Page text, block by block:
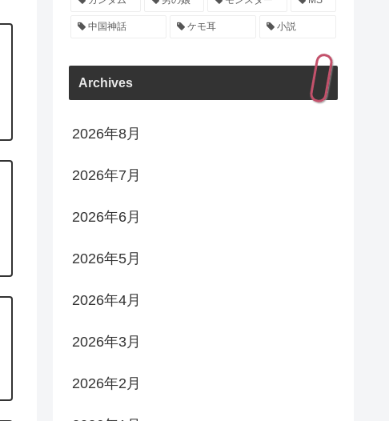
中国神話 ケモ耳 小説
Archives
2026年8月
2026年7月
2026年6月
2026年5月
2026年4月
2026年3月
2026年2月